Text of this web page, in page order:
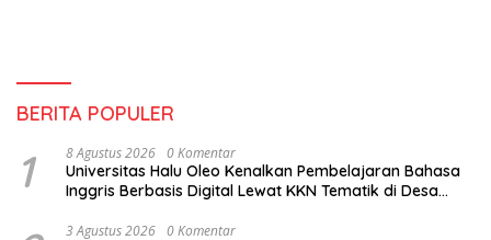
BERITA POPULER
1 8 Agustus 2026 0 Komentar
Universitas Halu Oleo Kenalkan Pembelajaran Bahasa
Inggris Berbasis Digital Lewat KKN Tematik di Desa
3 Agustus 2026 0 Komentar